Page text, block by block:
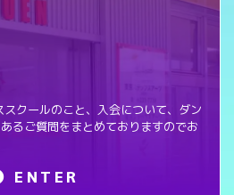
クールのこと、入会について、ダン
るご質問をまとめておりますのでお
ENTER